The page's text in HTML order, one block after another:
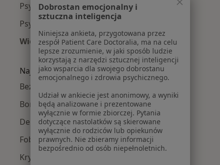
Psycholodzy w Radomiu
Psycholodzy w Nałęczowie
Więcej (9)
Więcej w kategorii: W pobliżu Dęblina
Najczęstsze schorzenia
Bezsenność Dęblin
Borderline Dęblin
Depresja Dęblin
Fobia społeczna Dęblin
Kryzys w związku Dęblin
Dobrostan emocjonalny i
sztuczna inteligencja
Niniejsza ankieta, przygotowana przez
zespół Patient Care Doctoralia, ma na celu
lepsze zrozumienie, w jaki sposób ludzie
korzystają z narzędzi sztucznej inteligencji
jako wsparcia dla swojego dobrostanu
emocjonalnego i zdrowia psychicznego.
Udział w ankiecie jest anonimowy, a wyniki
będą analizowane i prezentowane
wyłącznie w formie zbiorczej. Pytania
dotyczące nastolatków są skierowane
wyłącznie do rodziców lub opiekunów
prawnych. Nie zbieramy informacji
bezpośrednio od osób niepełnoletnich.